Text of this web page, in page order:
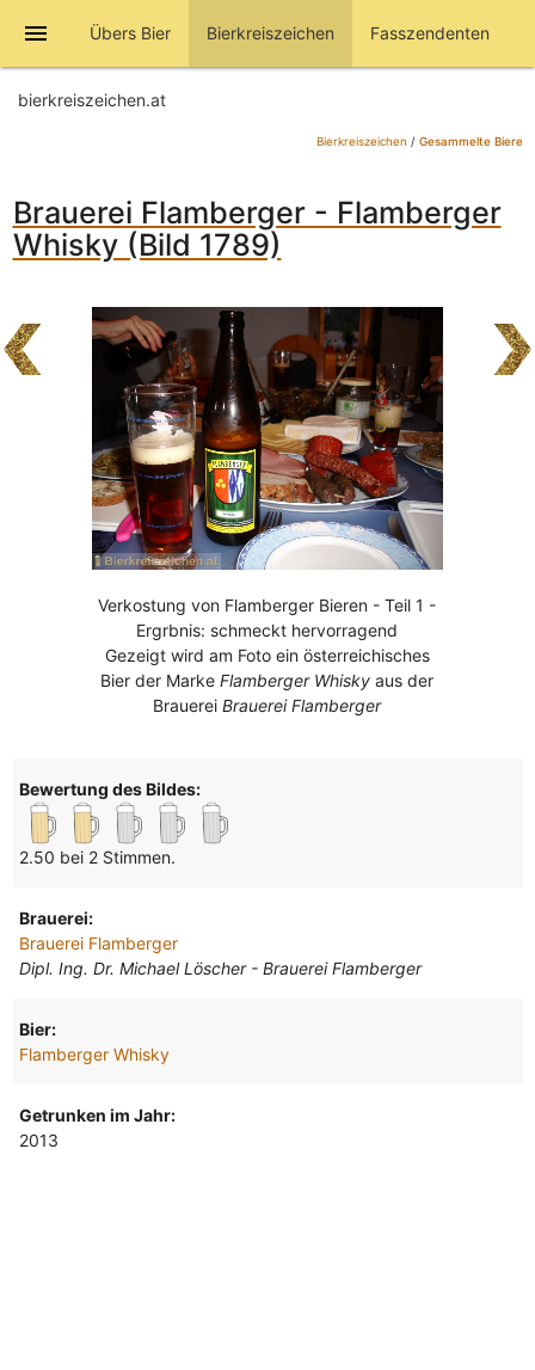
menu Übers Bier Bierkreiszeichen Fasszendenten
bierkreiszeichen.at
Bierkreiszeichen / Gesammelte Biere
Brauerei Flamberger - Flamberger
Whisky (Bild 1789)
Verkostung von Flamberger Bieren - Teil 1 -
Ergrbnis: schmeckt hervorragend
Gezeigt wird am Foto ein österreichisches
Bier der MarkeFlamberger Whisky aus der
BrauereiBrauerei Flamberger
Bewertung des Bildes:
2.50 bei 2 Stimmen.
Brauerei:
Brauerei Flamberger
Dipl. Ing. Dr. Michael Löscher - Brauerei Flamberger
Bier:
Flamberger Whisky
Getrunken im Jahr:
2013